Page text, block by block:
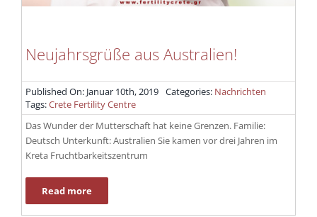
Neujahrsgrüße aus Australien!
Published On: Januar 10th, 2019 Categories: Nachrichten
Tags:Crete Fertility Centre
Das Wunder der Mutterschaft hat keine Grenzen. Familie:
Deutsch Unterkunft: Australien Sie kamen vor drei Jahren im
Kreta Fruchtbarkeitszentrum
Read more